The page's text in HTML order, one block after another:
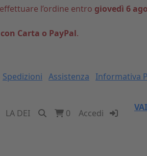
l’ordine entro giovedì 6
Carta o PayPal.
Spedizioni Assistenza Informativa
LA DEI 0 Accedi